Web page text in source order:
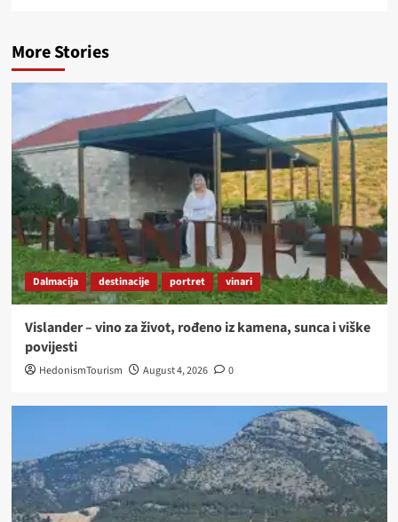
More Stories
Dalmacija destinacije portret vinari
Vislander – vino za život, rođeno iz kamena, sunca i viške
povijesti
HedonismTourism August 4, 2026 0